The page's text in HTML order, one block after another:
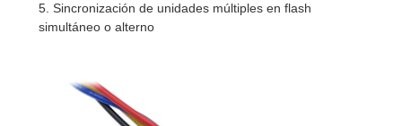
5. Sincronización de unidades múltiples en flash
simultáneo o alterno